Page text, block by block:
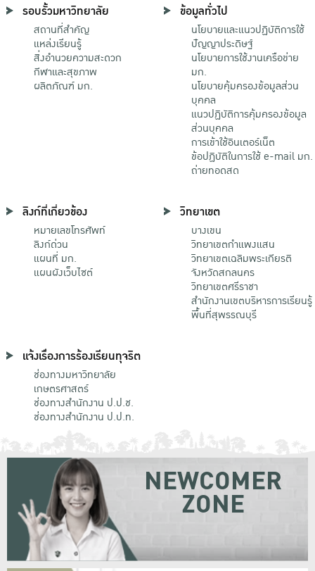
รอบรั้วมหาวิทยาลัย
สถานที่สำคัญ
แหล่งเรียนรู้
สิ่งอำนวยความสะดวก
กีฬาและสุขภาพ
ผลิตภัณฑ์ มก.
ข้อมูลทั่วไป
นโยบายและแนวปฏิบัติการใช้
ปัญญาประดิษฐ์
นโยบายการใช้งานเครือข่าย
มก.
นโยบายคุ้มครองข้อมูลส่วน
บุคคล
แนวปฏิบัติการคุ้มครองข้อมูล
ส่วนบุคคล
การเข้าใช้อินเตอร์เน็ต
ข้อปฏิบัติในการใช้ e-mail มก.
ถ่ายทอดสด
ลิงก์ที่เกี่ยวข้อง
หมายเลขโทรศัพท์
ลิงก์ด่วน
แผนที่ มก.
แผนผังเว็บไซต์
วิทยาเขต
บางเขน
วิทยาเขตกําแพงแสน
วิทยาเขตเฉลิมพระเกียรติ
จังหวัดสกลนคร
วิทยาเขตศรีราชา
สำนักงานเขตบริหารการเรียนรู้
พื้นที่สุพรรณบุรี
แจ้งเรื่องการร้องเรียนทุจริต
ช่องทางมหาวิทยาลัย
เกษตรศาสตร์
ช่องทางสำนักงาน ป.ป.ช.
ช่องทางสำนักงาน ป.ป.ท.
NEWCOMER
ZONE